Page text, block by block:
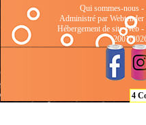
Qui sommes-nous-
Administré par
Hébergement de site Web-
2001/
4